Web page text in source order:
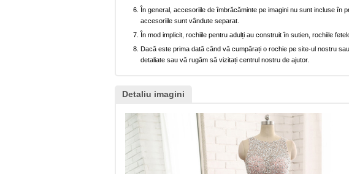
În general, accesoriile de îmbrăcăminte pe imagini nu sunt incluse în
accesoriile sunt vândute separat.
În mod implicit, rochiile pentru adulți au construit în sutien, rochiile
Dacă este prima dată când vă cumpărați o rochie pe site-ul nostru
detaliate sau vă rugăm să vizitați centrul nostru de ajutor.
Detaliu imagini